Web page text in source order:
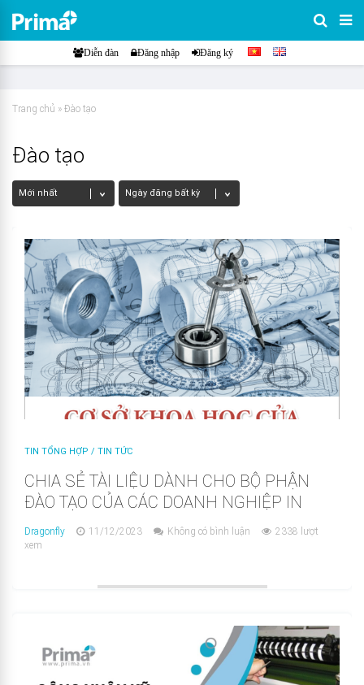
Diễn đàn Đăng nhập Đăng ký
Trang chủ » Đào tạo
Đào tạo
TIN TỔNG HỢP / TIN TỨC
CHIA SẺ TÀI LIỆU DÀNH CHO BỘ PHẬN
ĐÀO TẠO CỦA CÁC DOANH NGHIỆP IN
Dragonfly 11/12/2023 Không có bình luận
2338 lượt
xem